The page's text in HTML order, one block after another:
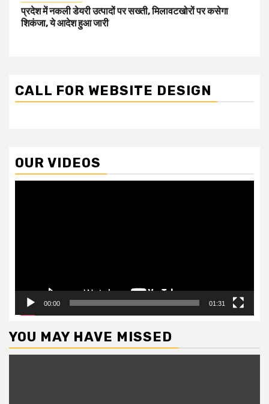
प्रदेश में नकली डेयरी उत्पादों पर सख्ती, मिलावटखोरों पर कसेगा
शिकंजा, ये आदेश हुआ जारी
CALL FOR WEBSITE DESIGN
OUR VIDEOS
00:00 01:31
YOU MAY HAVE MISSED